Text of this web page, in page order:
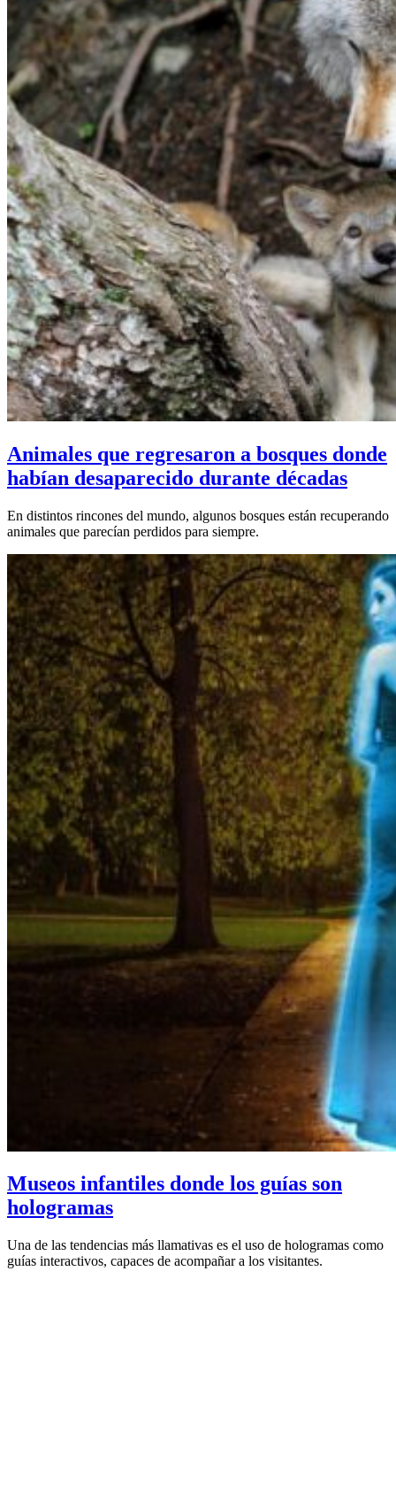
Animales que regresaron a bosques donde
habían desaparecido durante décadas
En distintos rincones del mundo, algunos bosques están recuperando
animales que parecían perdidos para siempre.
Museos infantiles donde los guías son
hologramas
Una de las tendencias más llamativas es el uso de hologramas como
guías interactivos, capaces de acompañar a los visitantes.